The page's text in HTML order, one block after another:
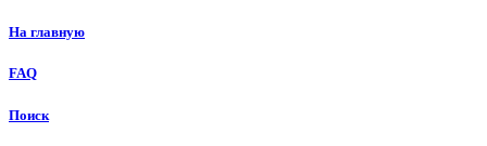
На главную
FAQ
Поиск